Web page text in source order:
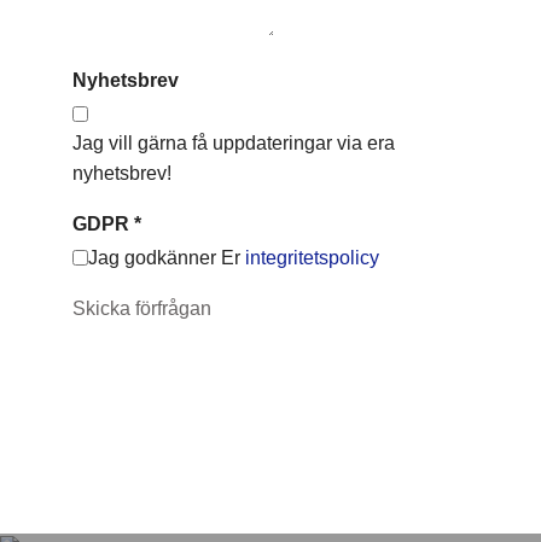
Nyhetsbrev
Jag vill gärna få uppdateringar via era
nyhetsbrev!
GDPR *
Jag godkänner Er integritetspolicy
Skicka förfrågan